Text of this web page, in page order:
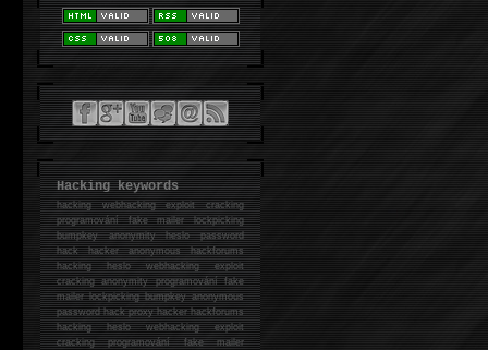
Hacking keywords
hackingwebhacking exploit cracking
programování fake mailer lockpicking
bumpkey anonymity heslo password
hackhacker anonymous hackforums
hackingheslo webhacking exploit
cracking anonymity programování fake
mailer lockpicking bumpkey anonymous
password hack proxy hacker hackforums
hacking heslo webhacking exploit
cracking programování fake mailer